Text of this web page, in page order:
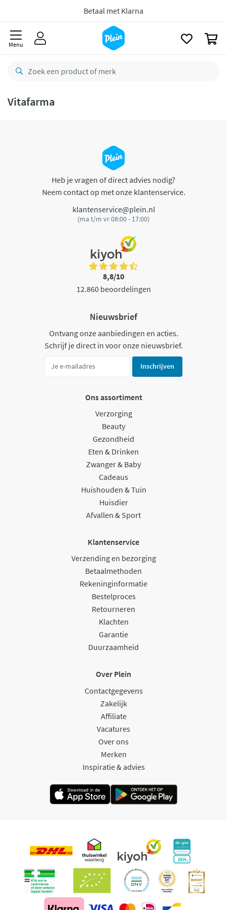
Betaal met Klarna
Menu
Vitafarma
Heb je vragen of direct advies nodig?
Neem contact op met onze klantenservice.
klantenservice@plein.nl
(ma t/m vr 08:00 - 17:00)
8,8/10
12.860 beoordelingen
Nieuwsbrief
Ontvang onze aanbiedingen en acties.
Schrijf je direct in voor onze nieuwsbrief.
Inschrijven
Ons assortiment
Verzorging
Beauty
Gezondheid
Eten & Drinken
Zwanger & Baby
Cadeaus
Huishouden & Tuin
Huisdier
Afvallen & Sport
Klantenservice
Verzending en bezorging
Betaalmethoden
Rekeninginformatie
Bestelproces
Retourneren
Klachten
Garantie
Duurzaamheid
Over Plein
Contactgegevens
Zakelijk
Affiliate
Vacatures
Over ons
Merken
Inspiratie & advies